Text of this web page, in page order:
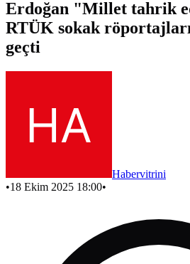
Erdoğan "Millet tahrik
RTÜK sokak
geçti
Habervitrini
•18 Ekim 2025 18:00•